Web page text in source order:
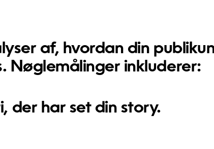
af, hvordan din
Nøglemålinger inkluderer:
der har set din story.